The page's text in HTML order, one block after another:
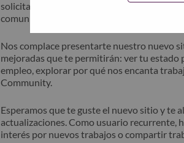
solicitante" en el asunto de su correo
comunicará contigo para obtener asistencia
Nos complace presentarte nuestro nuevo
mejoradas que te permitirán: ver tu estado
empleo, explorar por qué nos encanta
Community.
Esperamos que te guste el nuevo sitio y te
actualizaciones. Como usuario recurrente,
interés por nuevos trabajos o compartir